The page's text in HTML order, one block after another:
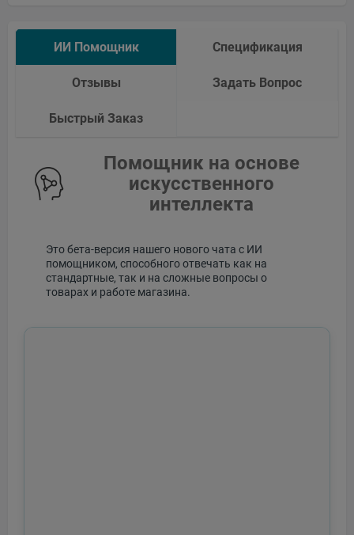
ИИ Помощник Спецификация
Отзывы Задать Вопрос
Быстрый Заказ
Помощник на основе
искусственного
интеллекта
Это бета-версия нашего нового чата с ИИ
помощником, способного отвечать как на
стандартные, так и на сложные вопросы о
товарах и работе магазина.